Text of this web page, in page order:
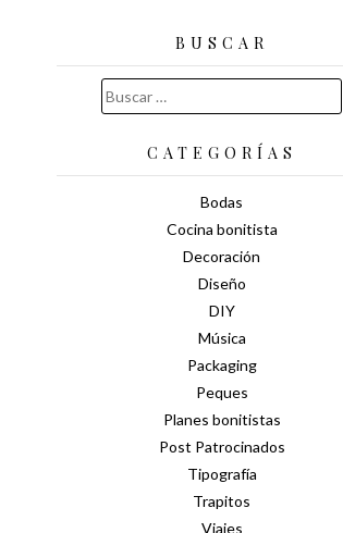
BUSCAR
Buscar:
CATEGORÍAS
Bodas
Cocina bonitista
Decoración
Diseño
DIY
Música
Packaging
Peques
Planes bonitistas
Post Patrocinados
Tipografía
Trapitos
Viajes